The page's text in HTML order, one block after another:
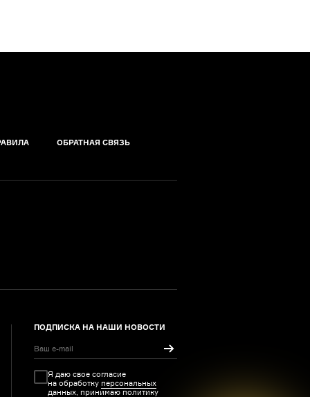
ОБРАТНАЯ СВЯЗЬ
ПОДПИСКА НА НАШИ НОВОСТИ
Я даю свое согласие
на обработку персональных
данных, принимаю политику